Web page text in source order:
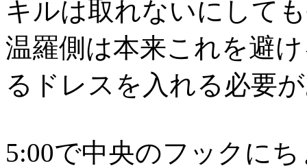
キルは取れないにして
温羅側は本来これを避
るドレスを入れる必要
5:00で中央のフックに